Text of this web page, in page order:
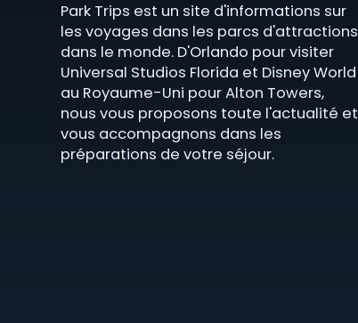
Park Trips est un site d'informations sur
les voyages dans les parcs d'attractions
dans le monde. D'Orlando pour visiter
Universal Studios Florida et Disney World
au Royaume-Uni pour Alton Towers,
nous vous proposons toute l'actualité et
vous accompagnons dans les
préparations de votre séjour.